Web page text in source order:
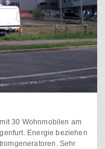
30 Wohnmobilen am
Energie beziehen
Sehr